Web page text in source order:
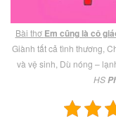
Bài thơ Em cũng là cô
Giành tất cả tình thương,
và vệ sinh, Dù nóng –
HS